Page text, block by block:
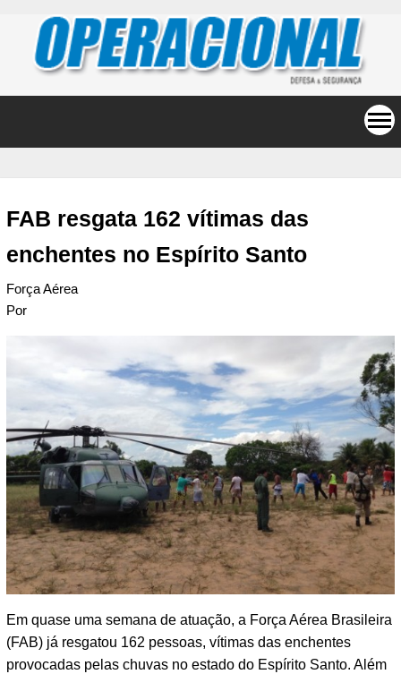
FAB resgata 162 vítimas das
enchentes no Espírito Santo
Força Aérea
Por
Em quase uma semana de atuação, a Força Aérea Brasileira
(FAB) já resgatou 162 pessoas, vítimas das enchentes
provocadas pelas chuvas no estado do Espírito Santo. Além